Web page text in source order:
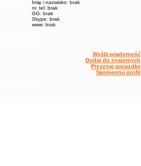
Imię i nazwisko: brak
nr. tel: brak
GG: brak
Skype: brak
www: brak
Wyślij wiadomość
Dodaj do znajomych
Przyznaj gwiazdkę
Skomentuj profil